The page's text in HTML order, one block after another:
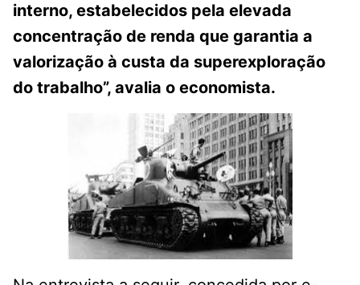
interno, estabelecidos pela elevada
concentração de renda que garantia a
valorização à custa da superexploração
do trabalho”, avalia o economista.